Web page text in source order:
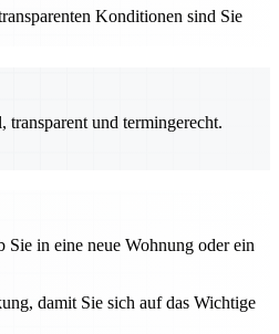
Konditionen sind Sie
transparent und termingerecht.
in eine neue Wohnung oder ein
damit Sie sich auf das Wichtige